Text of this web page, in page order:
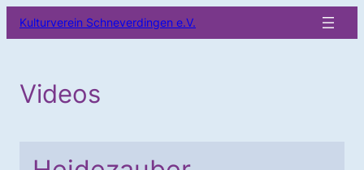
Inhalt
Kulturverein Schneverdingen e.V.
Videos